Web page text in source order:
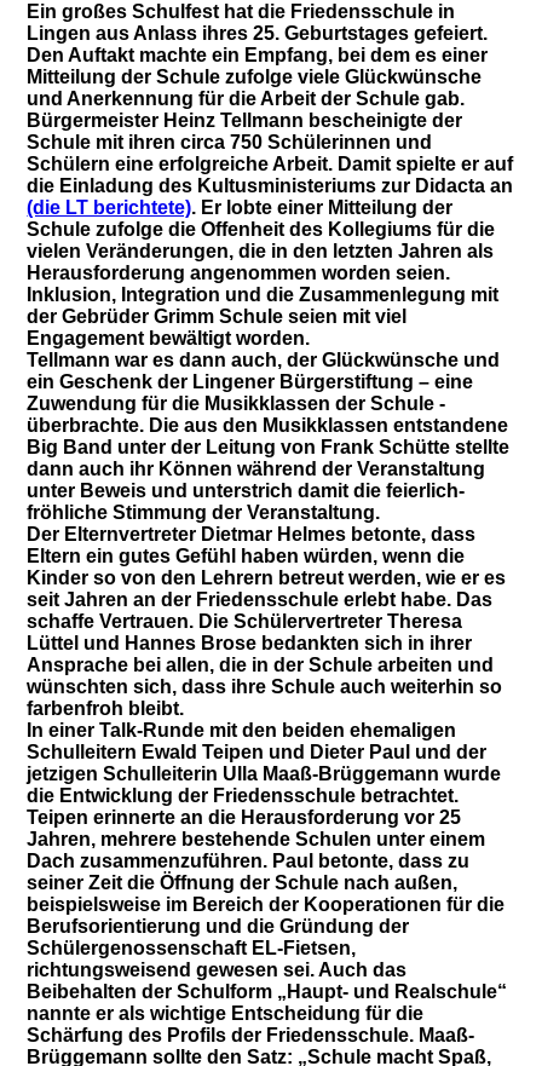
Ein großes Schulfest hat die Friedensschule in
Lingen aus Anlass ihres 25. Geburtstages gefeiert.
Den Auftakt machte ein Empfang, bei dem es einer
Mitteilung der Schule zufolge viele Glückwünsche
und Anerkennung für die Arbeit der Schule gab.
Bürgermeister Heinz Tellmann bescheinigte der
Schule mit ihren circa 750 Schülerinnen und
Schülern eine erfolgreiche Arbeit. Damit spielte er auf
die Einladung des Kultusministeriums zur Didacta an
(die LT berichtete). Er lobte einer Mitteilung der
Schule zufolge die Offenheit des Kollegiums für die
vielen Veränderungen, die in den letzten Jahren als
Herausforderung angenommen worden seien.
Inklusion, Integration und die Zusammenlegung mit
der Gebrüder Grimm Schule seien mit viel
Engagement bewältigt worden.
Tellmann war es dann auch, der Glückwünsche und
ein Geschenk der Lingener Bürgerstiftung – eine
Zuwendung für die Musikklassen der Schule -
überbrachte. Die aus den Musikklassen entstandene
Big Band unter der Leitung von Frank Schütte stellte
dann auch ihr Können während der Veranstaltung
unter Beweis und unterstrich damit die feierlich-
fröhliche Stimmung der Veranstaltung.
Der Elternvertreter Dietmar Helmes betonte, dass
Eltern ein gutes Gefühl haben würden, wenn die
Kinder so von den Lehrern betreut werden, wie er es
seit Jahren an der Friedensschule erlebt habe. Das
schaffe Vertrauen. Die Schülervertreter Theresa
Lüttel und Hannes Brose bedankten sich in ihrer
Ansprache bei allen, die in der Schule arbeiten und
wünschten sich, dass ihre Schule auch weiterhin so
farbenfroh bleibt.
In einer Talk-Runde mit den beiden ehemaligen
Schulleitern Ewald Teipen und Dieter Paul und der
jetzigen Schulleiterin Ulla Maaß-Brüggemann wurde
die Entwicklung der Friedensschule betrachtet.
Teipen erinnerte an die Herausforderung vor 25
Jahren, mehrere bestehende Schulen unter einem
Dach zusammenzuführen. Paul betonte, dass zu
seiner Zeit die Öffnung der Schule nach außen,
beispielsweise im Bereich der Kooperationen für die
Berufsorientierung und die Gründung der
Schülergenossenschaft EL-Fietsen,
richtungsweisend gewesen sei. Auch das
Beibehalten der Schulform „Haupt- und Realschule“
nannte er als wichtige Entscheidung für die
Schärfung des Profils der Friedensschule. Maaß-
Brüggemann sollte den Satz: „Schule macht Spaß,